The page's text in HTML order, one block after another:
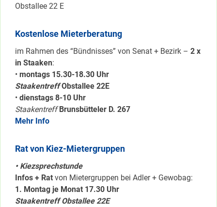
Obstallee 22 E
Kostenlose Mieterberatung
im Rahmen des “Bündnisses” von Senat + Bezirk – 2 x
in Staaken:
• montags 15.30-18.30 Uhr
Staakentreff Obstallee 22E
• dienstags 8-10 Uhr
Staakentreff Brunsbütteler D. 267
Mehr Info
Rat von Kiez-Mietergruppen
• Kiezsprechstunde
Infos + Rat von Mietergruppen bei Adler + Gewobag:
1. Montag je Monat 17.30 Uhr
Staakentreff Obstallee 22E